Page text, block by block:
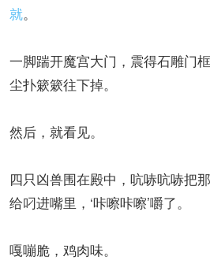
就。
一脚踹开魔宫大门，震得石雕门框
尘扑簌簌往下掉。
然后，就看见。
四只凶兽围在殿中，吭哧吭哧把
给叼进嘴里，‘咔嚓咔嚓’嚼了。
嘎嘣脆，鸡肉味。